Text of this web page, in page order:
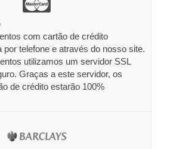
com cartão de crédito
por telefone e através do nosso site.
utilizamos um servidor SSL
Graças a este servidor, os
de crédito estarão 100%